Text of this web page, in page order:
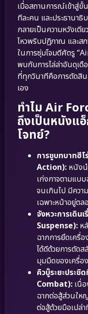
เมื่อสถานการณ์เข้าสู่ขั้
ทีละคน และประธานา
กลายเป็นความหวังเดี
ไหวพริบปฏิภาณ และส
ในการซุ่มโจมตีศัตรู
พบกับการไล่ล่าอันดุเ
ที่ทุกวินาทีคือการตัดสิน
เอง
ทำไม Air
ถึงเป็นหนังแ
โจทย์?
การชูบทบาทฮี
Action): หนัง
เก่งกาจตามแบ
จนเกินไป มีควา
เฉพาะหน้าอยู่ตล
จังหวะการเดิน
Suspense): ห
ฉากการยึดเครื่
ได้ดีด้วยการตัด
มุมมืดของเครื่อ
คิวบู๊ระยะประ
Combat): เนื่
ฉากต่อสู้ส่วนให
ต่อสู้ด้วยมือเปล่